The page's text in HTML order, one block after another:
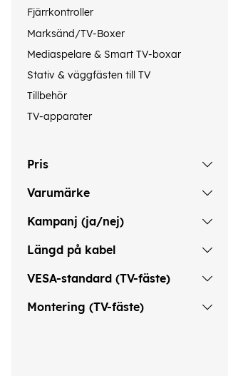
Fjärrkontroller
Marksänd/TV-Boxer
Mediaspelare & Smart TV-boxar
Stativ & väggfästen till TV
Tillbehör
TV-apparater
Pris
Varumärke
Kampanj (ja/nej)
Längd på kabel
VESA-standard (TV-fäste)
Montering (TV-fäste)